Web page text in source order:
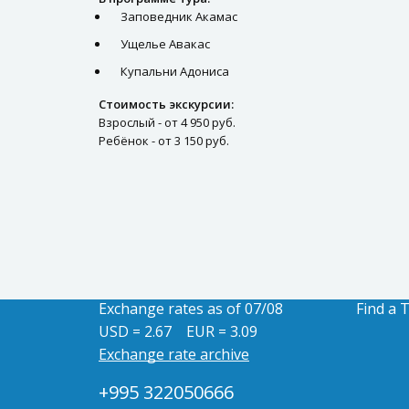
Заповедник Акамас
Ущелье Авакас
Купальни Адониса
Стоимость экскурсии:
Взрослый - от 4 950 руб.
Ребёнок - от 3 150 руб.
Exchange rates as of 07/08
USD = 2.67
EUR = 3.09
Exchange rate archive
+995 322050666
Find a